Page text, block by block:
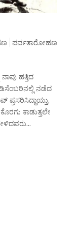
ಪರ್ವತಾರೋಹಣ
ಹತ್ತಿದ
ನಡೆದ
ಕಾಡುತ್ತಲೇ